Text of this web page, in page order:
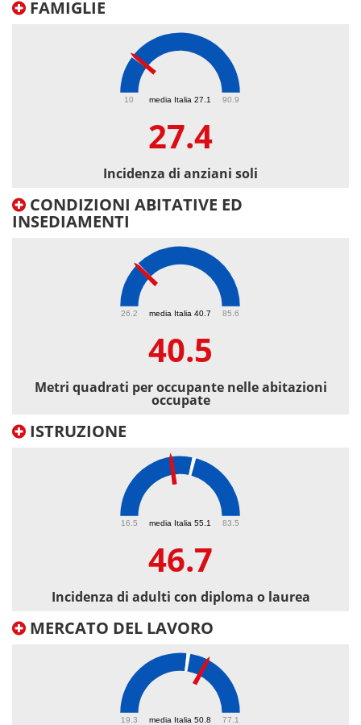
FAMIGLIE
media Italia 27.1
10 90.9
27.4
Incidenza di anziani soli
CONDIZIONI ABITATIVE ED
INSEDIAMENTI
media Italia 40.7
26.2 85.6
40.5
Metri quadrati per occupante nelle abitazioni
occupate
ISTRUZIONE
media Italia 55.1
16.5 83.5
46.7
Incidenza di adulti con diploma o laurea
MERCATO DEL LAVORO
media Italia 50.8
19.3 77.1